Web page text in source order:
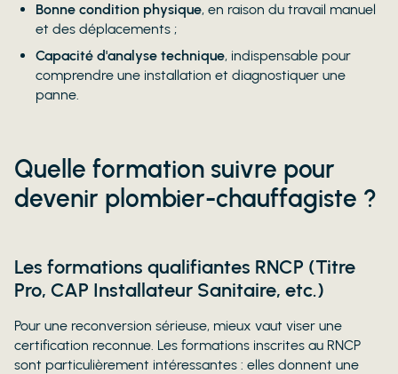
Bonne condition physique, en raison du travail manuel
et des déplacements ;
Capacité d'analyse technique, indispensable pour
comprendre une installation et diagnostiquer une
panne.
Quelle formation suivre pour
devenir plombier-chauffagiste ?
Les formations qualifiantes RNCP (Titre
Pro, CAP Installateur Sanitaire, etc.)
Pour une reconversion sérieuse, mieux vaut viser une
certification reconnue. Les formations inscrites au RNCP
sont particulièrement intéressantes : elles donnent une